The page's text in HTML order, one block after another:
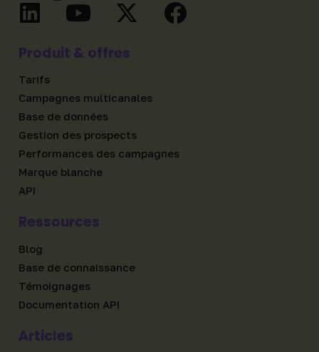
Produit & offres
Tarifs
Campagnes multicanales
Base de données
Gestion des prospects
Performances des campagnes
Marque blanche
API
Ressources
Blog
Base de connaissance
Témoignages
Documentation API
Articles